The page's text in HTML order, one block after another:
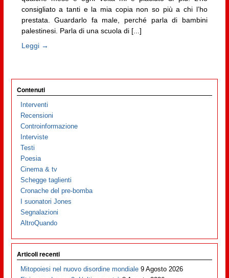
consigliato a tanti e la mia copia non so più a chi l’ho
prestata. Guardarlo fa male, perché parla di bambini
palestinesi. Parla di una scuola di [...]
Leggi →
Contenuti
Interventi
Recensioni
Controinformazione
Interviste
Testi
Poesia
Cinema & tv
Schegge taglienti
Cronache del pre-bomba
I suonatori Jones
Segnalazioni
AltroQuando
Articoli recenti
Mitopoiesi nel nuovo disordine mondiale 9 Agosto 2026